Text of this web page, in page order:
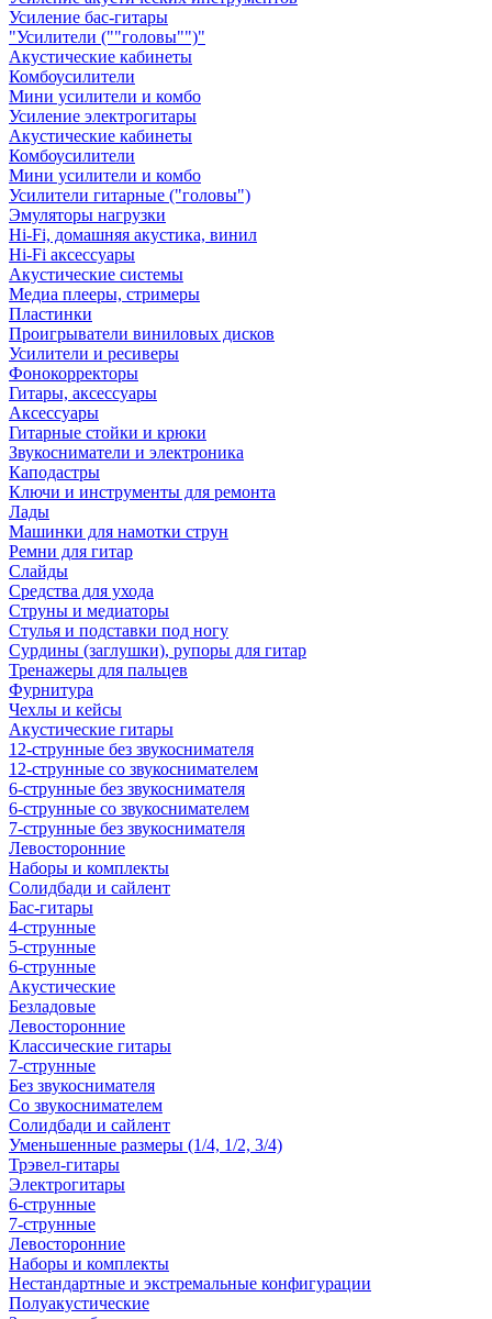
Усиление бас-гитары
"Усилители (""головы"")"
Акустические кабинеты
Комбоусилители
Мини усилители и комбо
Усиление электрогитары
Акустические кабинеты
Комбоусилители
Мини усилители и комбо
Усилители гитарные ("головы")
Эмуляторы нагрузки
Hi-Fi, домашняя акустика, винил
Hi-Fi аксессуары
Акустические системы
Медиа плееры, стримеры
Пластинки
Проигрыватели виниловых дисков
Усилители и ресиверы
Фонокорректоры
Гитары, аксессуары
Аксессуары
Гитарные стойки и крюки
Звукосниматели и электроника
Каподастры
Ключи и инструменты для ремонта
Лады
Машинки для намотки струн
Ремни для гитар
Слайды
Средства для ухода
Струны и медиаторы
Стулья и подставки под ногу
Сурдины (заглушки), рупоры для гитар
Тренажеры для пальцев
Фурнитура
Чехлы и кейсы
Акустические гитары
12-струнные без звукоснимателя
12-струнные со звукоснимателем
6-струнные без звукоснимателя
6-струнные со звукоснимателем
7-струнные без звукоснимателя
Левосторонние
Наборы и комплекты
Солидбади и сайлент
Бас-гитары
4-струнные
5-струнные
6-струнные
Акустические
Безладовые
Левосторонние
Классические гитары
7-струнные
Без звукоснимателя
Со звукоснимателем
Солидбади и сайлент
Уменьшенные размеры (1/4, 1/2, 3/4)
Трэвел-гитары
Электрогитары
6-струнные
7-струнные
Левосторонние
Наборы и комплекты
Нестандартные и экстремальные конфигурации
Полуакустические